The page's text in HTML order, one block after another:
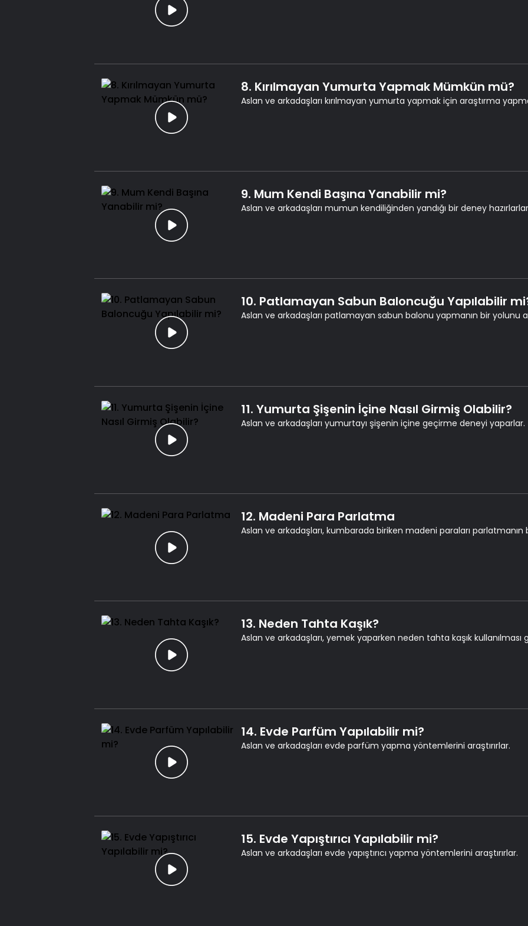
8. Kırılmayan Yumurta Yapmak Mümkün mü?
Aslan ve arkadaşları kırılmayan yumurta yapmak için araştırma
9. Mum Kendi Başına Yanabilir mi?
Aslan ve arkadaşları mumun kendiliğinden yandığı bir deney
10. Patlamayan Sabun Baloncuğu Yapılabilir
Aslan ve arkadaşları patlamayan sabun balonu yapmanın bir yolunu
11. Yumurta Şişenin İçine Nasıl Girmiş Olabilir?
Aslan ve arkadaşları yumurtayı şişenin içine geçirme deneyi yaparlar.
12. Madeni Para Parlatma
Aslan ve arkadaşları, kumbarada biriken madeni paraları parlatmanın
13. Neden Tahta Kaşık?
Aslan ve arkadaşları, yemek yaparken neden tahta kaşık kullanılması
14. Evde Parfüm Yapılabilir mi?
Aslan ve arkadaşları evde parfüm yapma yöntemlerini araştırırlar.
15. Evde Yapıştırıcı Yapılabilir mi?
Aslan ve arkadaşları evde yapıştırıcı yapma yöntemlerini araştırırlar.